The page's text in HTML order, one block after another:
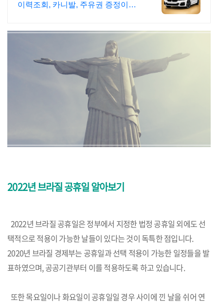
이력조회, 카니발, 주유권 증정이벤
2022년 브라질 공휴일 알아보기
2022년 브라질 공휴일은 정부에서 지정한 법정 공휴일 외에도 선
택적으로 적용이 가능한 날들이 있다는 것이 독특한 점입니다.
2020년 브라질 경제부는 공휴일과 선택 적용이 가능한 일정들을 발
표하였으며, 공공기관부터 이를 적용하도록 하고 있습니다.
또한 목요일이나 화요일이 공휴일일 경우 사이에 낀 날을 쉬어 연